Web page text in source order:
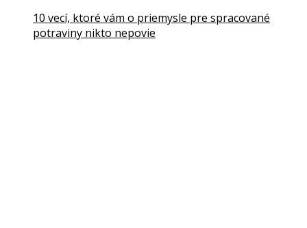
10 vecí, ktoré vám o priemysle pre spracované
potraviny nikto nepovie